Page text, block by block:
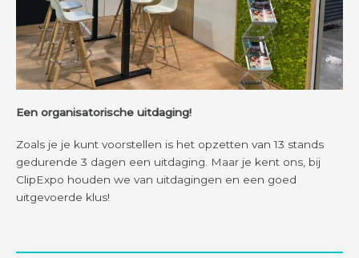
Een organisatorische uitdaging!
Zoals je je kunt voorstellen is het opzetten van 13 stands
gedurende 3 dagen een uitdaging. Maar je kent ons, bij
ClipExpo houden we van uitdagingen en een goed
uitgevoerde klus!